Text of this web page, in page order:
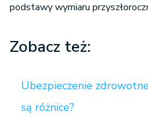
podstawy wymiaru
Zobacz też:
Ubezpieczenie
są różnice?